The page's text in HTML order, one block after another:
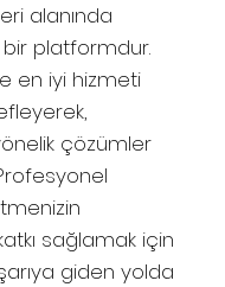
alanında
platformdur.
en iyi hizmeti
çözümler
sağlamak için
giden yolda